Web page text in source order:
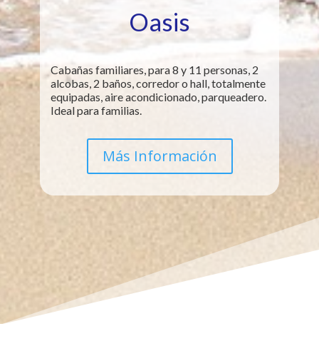
Oasis
Cabañas familiares, para 8 y 11 personas, 2
alcobas, 2 baños, corredor o hall, totalmente
equipadas, aire acondicionado, parqueadero.
Ideal para familias.
Más Información